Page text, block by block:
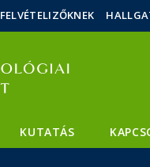
FELVÉTELIZŐKNEK
KUTATÁS